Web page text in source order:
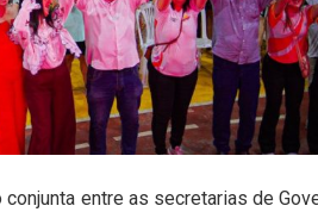
entre as secretarias de